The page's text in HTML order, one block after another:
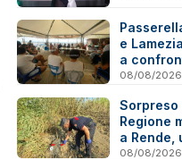
e
a
e tempi
08/08/2026
Sorpreso
Regione
a Rende,
08/08/2026